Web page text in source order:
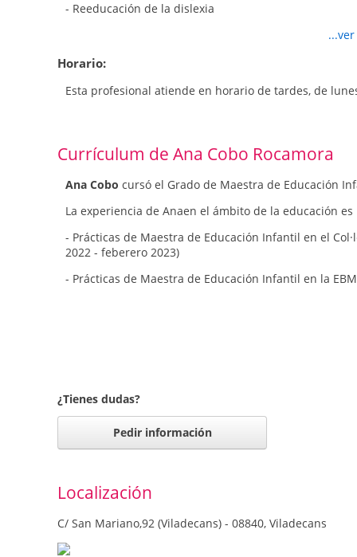
- Reeducación de la dislexia
- Refuerzo en el ámbito matemático
Horario:
Esta profesional atiende en horario de tardes, de
Currículum de Ana Cobo Rocamora
Ana Cobo cursó el Grado de Maestra de Educación
La experiencia de Anaen el ámbito de la educación
- Prácticas de Maestra de Educación Infantil en el
2022 - feberero 2023)
- Prácticas de Maestra de Educación Infantil en la
¿Tienes dudas?
Pedir información
Localización
C/ San Mariano,92 (Viladecans) - 08840, Viladecans